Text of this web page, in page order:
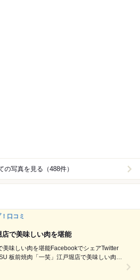
の写真を見る（488件）
口コミ
で美味しい肉を堪能
美味しい肉を堪能FacebookでシェアTwitter